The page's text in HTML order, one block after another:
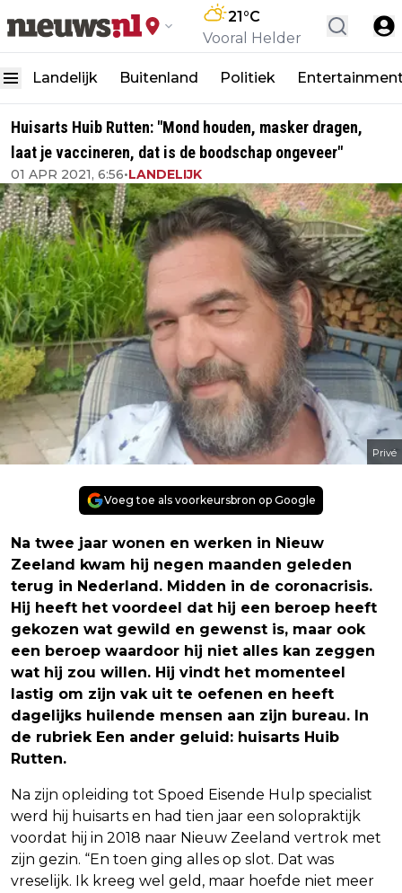
21°C
Vooral Helder
Landelijk Buitenland Politiek
Huisarts Huib Rutten: "Mond houden, masker dragen,
laat je vaccineren, dat is de boodschap ongeveer"
01 APR 2021, 6:56•LANDELIJK
Privé
Voeg toe als voorkeursbron op Google
Na twee jaar wonen en werken in Nieuw
Zeeland kwam hij negen maanden geleden
terug in Nederland. Midden in de coronacrisis.
Hij heeft het voordeel dat hij een beroep heeft
gekozen wat gewild en gewenst is, maar ook
een beroep waardoor hij niet alles kan zeggen
wat hij zou willen. Hij vindt het momenteel
lastig om zijn vak uit te oefenen en heeft
dagelijks huilende mensen aan zijn bureau. In
de rubriek Een ander geluid: huisarts Huib
Rutten.
Na zijn opleiding tot Spoed Eisende Hulp specialist
werd hij huisarts en had tien jaar een solopraktijk
voordat hij in 2018 naar Nieuw Zeeland vertrok met
zijn gezin. “En toen ging alles op slot. Dat was
vreselijk. Ik kreeg wel geld, maar hoefde niet meer